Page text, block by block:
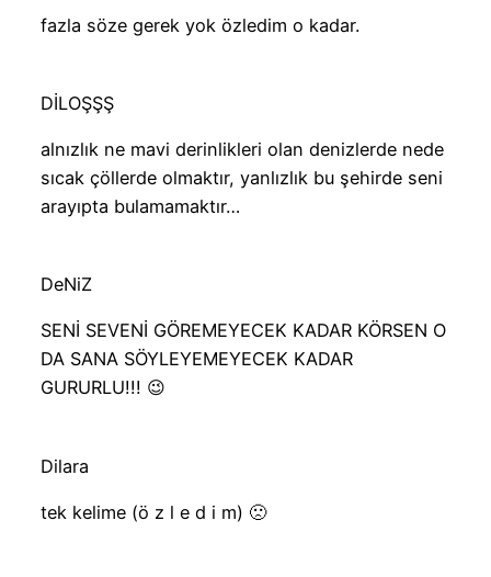
fazla söze gerek yok özledim o kadar.
DİLOŞŞŞ
alnızlık ne mavi derinlikleri olan denizlerde nede
sıcak çöllerde olmaktır, yanlızlık bu şehirde seni
arayıpta bulamamaktır…
DeNiZ
SENİ SEVENİ GÖREMEYECEK KADAR KÖRSEN O
DA SANA SÖYLEYEMEYECEK KADAR
GURURLU!!! 😉
Dilara
tek kelime (ö z l e d i m) 🙁